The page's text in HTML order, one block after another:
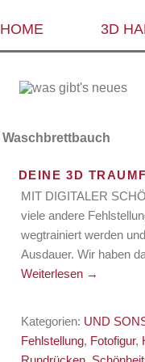
HOME 3D
Waschbrettbauch
DEINE 3D
MIT DIGITALER
viele andere
wegtrainiert werden
Ausdauer. Wir haben
Weiterlesen →
Kategorien: UND
Fehlstellung, Fotofigur,